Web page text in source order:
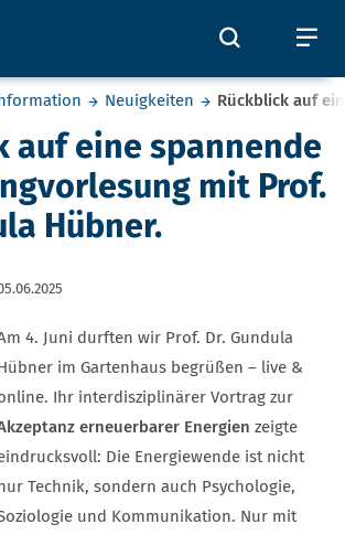
Öffnet
Neuigkeiten Rückblick auf
auf eine spannende
mit Prof.
Hübner.
4. Juni durften wir Prof. Dr. Gundula
im Gartenhaus begrüßen – live &
Ihr interdisziplinärer Vortrag zur
erneuerbarer Energien zeigte
Die Energiewende ist nicht
Technik, sondern auch Psychologie,
und Kommunikation. Nur mit